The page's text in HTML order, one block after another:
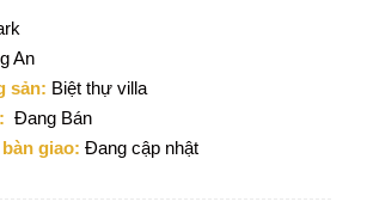
An
sản: Biệt thự villa
Đang Bán
giao: Đang cập nhật